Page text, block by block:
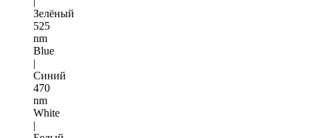
Зелёный
525
nm
Blue
|
Синий
470
nm
White
|